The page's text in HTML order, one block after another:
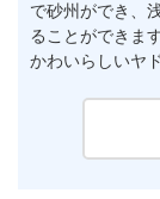
で砂州ができ、
ることができま
かわいらしいヤ